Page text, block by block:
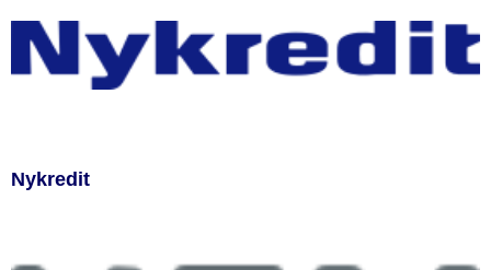
Nykredit